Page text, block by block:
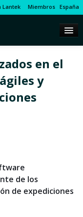
Lantek Miembros España
en el
y
de los
de expediciones